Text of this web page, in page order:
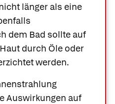
länger als eine
dem Bad sollte auf
durch Öle oder
werden.
Auswirkungen auf